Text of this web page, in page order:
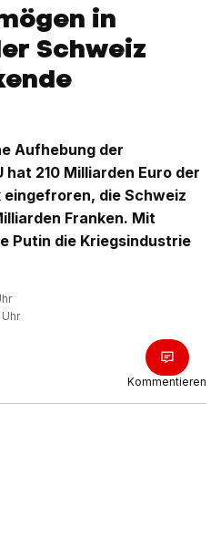
in
Schweiz
Aufhebung der
210 Milliarden Euro der
die Schweiz
Franken. Mit
Putin die Kriegsindustrie
Kommentieren